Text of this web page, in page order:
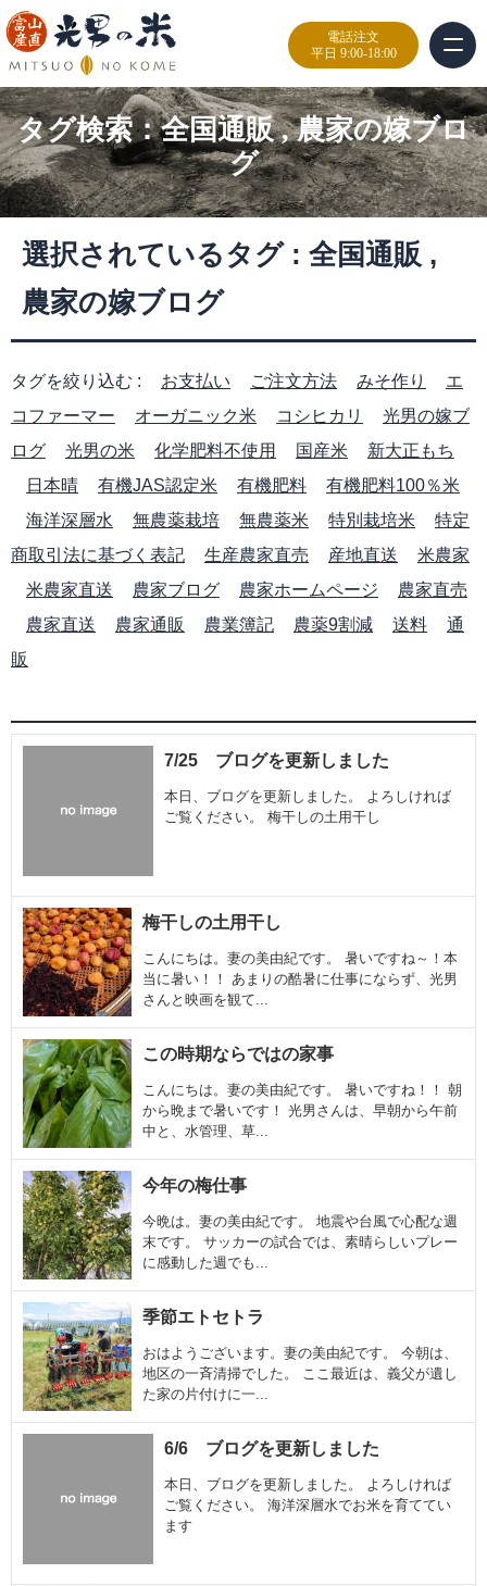
電話注文
平日 9:00-18:00
タグ検索：全国通販,農家の嫁ブロ
グ
選択されているタグ : 全国通販 ,
農家の嫁ブログ
タグを絞り込む : お支払い ご注文方法 みそ作り
エ
コファーマー
オーガニック米 コシヒカリ
光男の嫁ブ
ログ
光男の米 化学肥料不使用 国産米
新大正もち
日本晴
有機JAS認定米 有機肥料
有機肥料100％米
海洋深層水
無農薬栽培 無農薬米 特別栽培米
特定
商取引法に基づく表記
生産農家直売 産地直送
米農家
米農家直送
農家ブログ 農家ホームページ
農家直売
農家直送
農家通販 農業簿記 農薬9割減 送料
通
販
7/25 ブログを更新しました
本日、ブログを更新しました。 よろしければ
ご覧ください。 梅干しの土用干し
梅干しの土用干し
こんにちは。妻の美由紀です。 暑いですね～！本
当に暑い！！ あまりの酷暑に仕事にならず、光男
さんと映画を観て...
この時期ならではの家事
こんにちは。妻の美由紀です。 暑いですね！！ 朝
から晩まで暑いです！ 光男さんは、早朝から午前
中と、水管理、草...
今年の梅仕事
今晩は。妻の美由紀です。 地震や台風で心配な週
末です。 サッカーの試合では、素晴らしいプレー
に感動した週でも...
季節エトセトラ
おはようございます。妻の美由紀です。 今朝は、
地区の一斉清掃でした。 ここ最近は、義父が遺し
た家の片付けに一...
6/6 ブログを更新しました
本日、ブログを更新しました。 よろしければ
ご覧ください。 海洋深層水でお米を育ててい
ます